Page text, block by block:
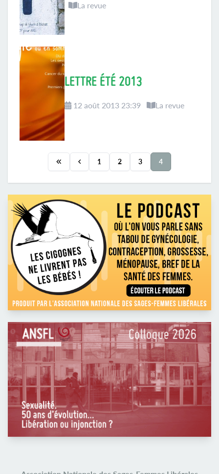
La revue
LETTRE ÉTÉ 2013
12 août 2013 23:39 La revue
1 2 3 4